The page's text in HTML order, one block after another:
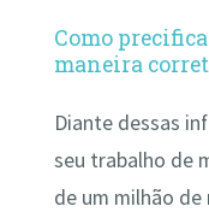
Como
maneira
Diante dessas
seu trabalho de
de um milhão de